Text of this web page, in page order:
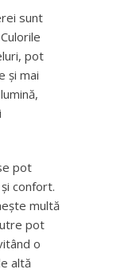
sunt
pot
și mai
pot
confort.
multă
pot
o
altă